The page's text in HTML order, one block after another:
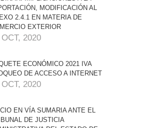
MODIFICACIÓN AL
2.4.1 EN MATERIA DE
EXTERIOR
2020
ECONÓMICO 2021 IVA
DE ACCESO A INTERNET
2020
EN VÍA SUMARIA ANTE EL
DE JUSTICIA